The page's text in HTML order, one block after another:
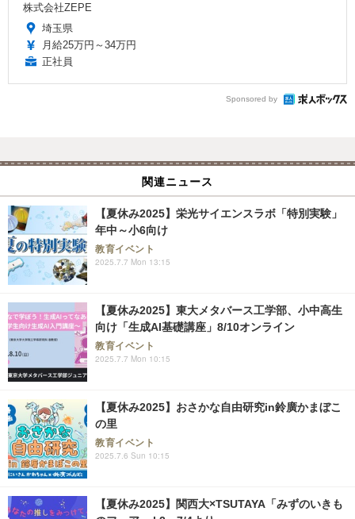
株式会社ZEPE
埼玉県
月給25万円～34万円
正社員
Sponsored by
関連ニュース
【夏休み2025】栄光サイエンスラボ「特別実験」
年中～小6向け
教育イベント
2025.7.7 Mon 13:15
【夏休み2025】東大メタバース工学部、小中高生
向け「生成AI基礎講座」8/10オンライン
教育イベント
2025.7.7 Mon 10:15
【夏休み2025】おさかな自由研究in鈴廣かまぼこ
の里
教育イベント
2025.7.6 Sun 10:15
【夏休み2025】関西大×TSUTAYA「みずのいきも